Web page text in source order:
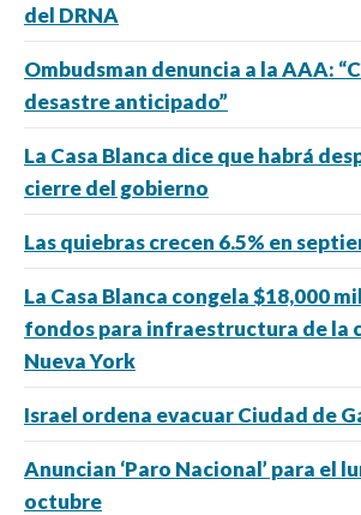
del DRNA
Ombudsman denuncia a la AAA:
desastre anticipado”
La Casa Blanca dice que habrá
cierre del gobierno
Las quiebras crecen 6.5% en
La Casa Blanca congela $18,000
fondos para infraestructura de la
Nueva York
Israel ordena evacuar Ciudad de
Anuncian ‘Paro Nacional’ para el
octubre